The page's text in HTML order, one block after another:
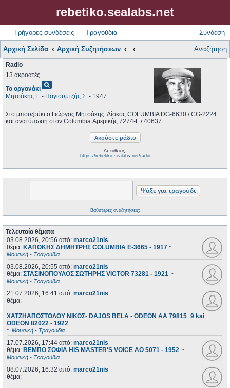
rebetiko.sealabs.net
Γρήγορες συνδέσεις Τραγούδια Σύνδεση
Αρχική Σελίδα Αρχική Συζητήσεων Αναζήτηση
Radio
13 ακροατές
Το οργανάκιpageview
Μητσάκης Γ. - Παγιουμτζής Σ. - 1947
Στο μπουζούκι ο Γιώργος Μητσάκης. Δίσκος COLUMBIA DG-6630 / CG-2224
και ανατύπωση στον Columbia Αμερικής 7274-F / 40637.
Απευθείας:
https://rebetiko.sealabs.net/radio
Βαθύτερες αναζητήσεις;
Τελευταία θέματα
03.08.2026, 20:56 από: marco21nis
θέμα: ΚΑΠΟΚΗΣ ΔΗΜΗΤΡΗΣ COLUMBIA E-3665 - 1917 ~
Μουσική - Τραγούδια
03.08.2026, 20:55 από: marco21nis
θέμα: ΣΤΑΣΙΝΟΠΟΥΛΟΣ ΣΩΤΗΡΗΣ VICTOR 73281 - 1921 ~
Μουσική - Τραγούδια
21.07.2026, 16:41 από: marco21nis
θέμα:
ΧΑΤΖΗΑΠΟΣΤΟΛΟΥ ΝΙΚΟΣ- DAJOS BELA - ODEON AA 79815_9 kai
ODEON 82022 - 1922
~ Μουσική - Τραγούδια
17.07.2026, 17:44 από: marco21nis
θέμα: ΒΕΜΠΟ ΣΟΦΙΑ HIS MASTER'S VOICE AO 5071 - 1952 ~
Μουσική - Τραγούδια
08.07.2026, 16:32 από: marco21nis
θέμα: